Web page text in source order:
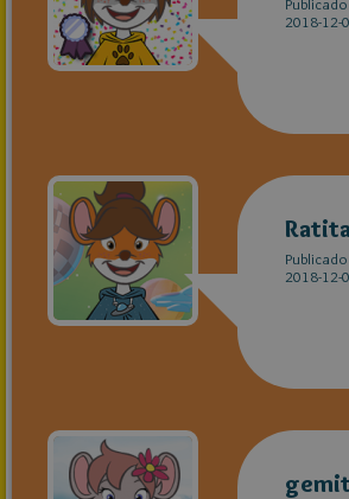
2018-12-
Publicado
2018-12-